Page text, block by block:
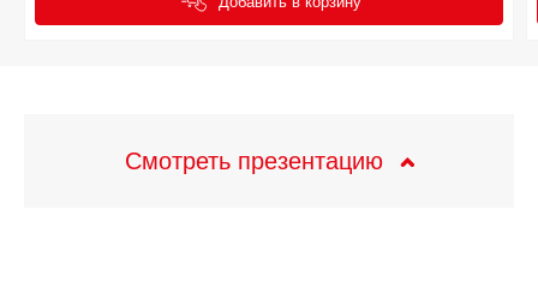
Смотреть презентацию